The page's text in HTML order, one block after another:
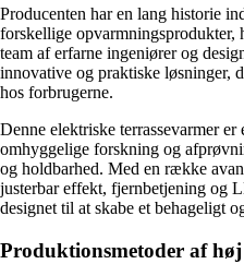
Producenten har en lang historie
forskellige opvarmningsprodukter,
team af erfarne ingeniører og
innovative og praktiske løsninger,
hos forbrugerne.
Denne elektriske terrassevarmer er
omhyggelige forskning og
og holdbarhed. Med en række
justerbar effekt, fjernbetjening og
designet til at skabe et behageligt
Produktionsmetoder af